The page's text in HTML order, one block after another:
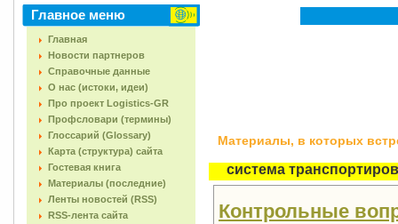
Главное меню
Главная
Новости партнеров
Справочные данные
О нас (истоки, идеи)
Про проект Logistics-GR
Профсловари (термины)
Глоссарий (Glossary)
Карта (структура) сайта
Гостевая книга
Материалы (последние)
Ленты новостей (RSS)
RSS-лента сайта
Материалы, в которых
система
Контрольные